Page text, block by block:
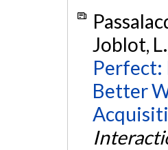
Joblot,
Perfect:
Better